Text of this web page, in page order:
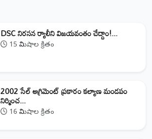
DSC నిరసన ర్యాలీని విజయవంతం చేద్దాం!...
15 నిమిషాల క్రితం
2002 సేల్ అగ్రిమెంట్ ప్రకారం కల్యాణ మండపం
నిర్మించ...
16 నిమిషాల క్రితం